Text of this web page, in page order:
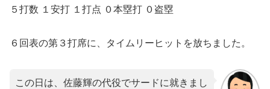
５打数 １安打 １打点 ０本塁打 ０盗塁
６回表の第３打席に、タイムリーヒットを放ちました。
この日は、佐藤輝の代役でサードに就きまし